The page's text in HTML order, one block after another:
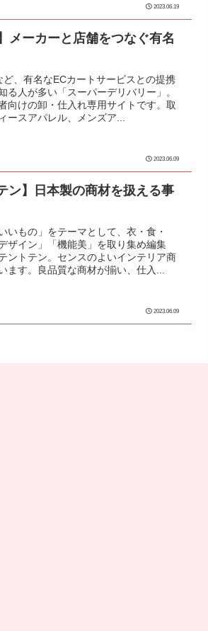
2023.06.19
メーカーと店舗をつなぐ有名
、有名なECカートサービスとの提携
る人が多い「スーパーデリバリー」。
向けの卸・仕入れ専用サイトです。取
ースアパレル、メンズア...
2023.06.09
ン】日本製の商材を扱える事
いもの」をテーマとして、衣・食・
ザイン」「機能美」を取り集め編集
ントテン。センスのよいインテリア商
ます。良品質な商材が揃い、仕入...
2023.06.09